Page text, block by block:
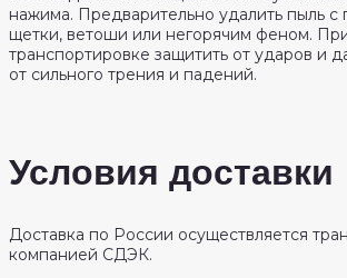
нажима. Предварительно удалить пыль
щетки, ветоши или негорячим феном.
транспортировке защитить от ударов и
от сильного трения и падений.
Условия доставки
Доставка по России осуществляется
компанией СДЭК.